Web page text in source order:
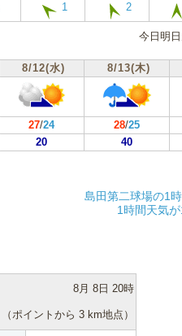
1 2
今日明
8/12(水) 8/13(木)
27/24 28/25
20 40
島田第二球場の1
1時間天気
8月 8日 20時
（ポイントから 3 km地点）